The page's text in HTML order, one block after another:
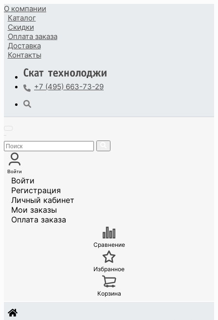
О компании
Каталог
Скидки
Оплата заказа
Доставка
Контакты
+7 (495) 663-73-29
Войти
Войти
Регистрация
Личный кабинет
Мои заказы
Оплата заказа
Сравнение
Избранное
Корзина